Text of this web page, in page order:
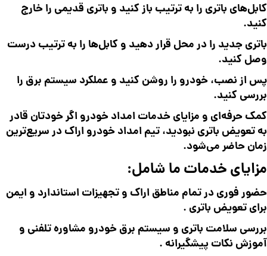
کابل‌های باتری را به ترتیب باز کنید و باتری قدیمی را خارج
کنید.
باتری جدید را در محل قرار دهید و کابل‌ها را به ترتیب درست
وصل کنید.
پس از نصب، خودرو را روشن کنید و عملکرد سیستم برق را
بررسی کنید.
کمک حرفه‌ای و مزایای خدمات امداد خودرو اگر خودتان قادر
به تعویض باتری نبودید، تیم امداد خودرو اراک در سریع‌ترین
زمان حاضر می‌شود.
مزایای خدمات ما شامل:
حضور فوری در تمام مناطق اراک و تجهیزات استاندارد و ایمن
برای تعویض باتری .
بررسی سلامت باتری و سیستم برق خودرو مشاوره تلفنی و
آموزش نکات پیشگیرانه .